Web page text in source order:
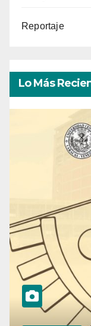
Reportaje
Lo Más